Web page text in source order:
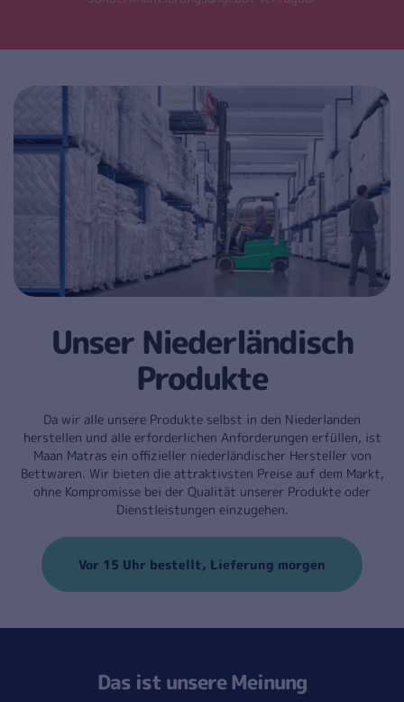
Unser Niederländisch
Produkte
Da wir alle unsere Produkte selbst in den Niederlanden
herstellen und alle erforderlichen Anforderungen erfüllen, ist
Maan Matras ein offizieller niederländischer Hersteller von
Bettwaren. Wir bieten die attraktivsten Preise auf dem Markt,
ohne Kompromisse bei der Qualität unserer Produkte oder
Dienstleistungen einzugehen.
Vor 15 Uhr bestellt, Lieferung morgen
Das ist unsere Meinung